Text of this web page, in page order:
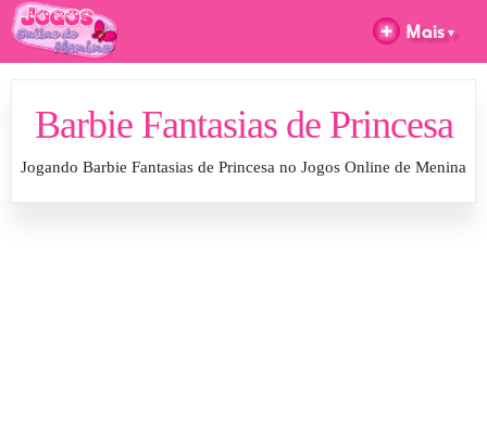
Barbie Fantasias de Princesa
Jogando Barbie Fantasias de Princesa no Jogos Online de Menina